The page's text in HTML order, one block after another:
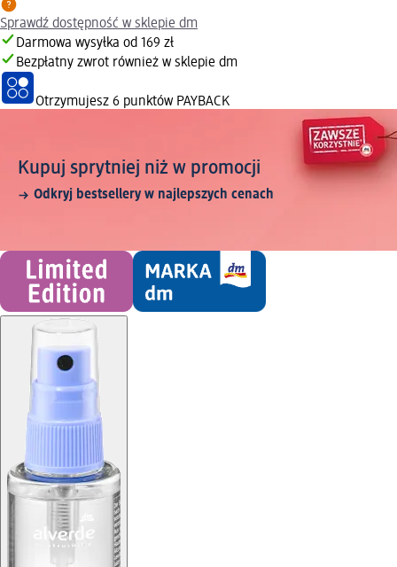
Sprawdź dostępność w sklepie dm
Darmowa wysyłka od 169 zł
Bezpłatny zwrot również w sklepie dm
Otrzymujesz 6 punktów PAYBACK
Kupuj sprytniej niż w promocji
Odkryj bestsellery w najlepszych cenach